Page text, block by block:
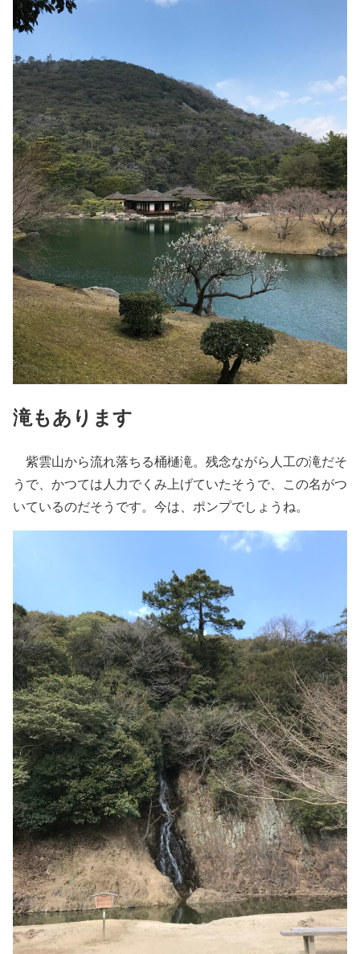
滝もあります
紫雲山から流れ落ちる桶樋滝。残念ながら人工の滝だそ
うで、かつては人力でくみ上げていたそうで、この名がつ
いているのだそうです。今は、ポンプでしょうね。